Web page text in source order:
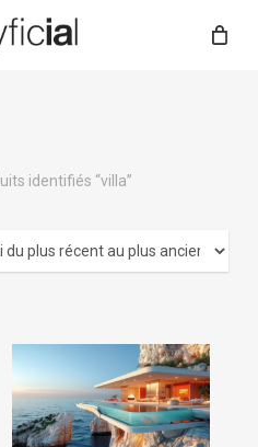
identifiés “villa”